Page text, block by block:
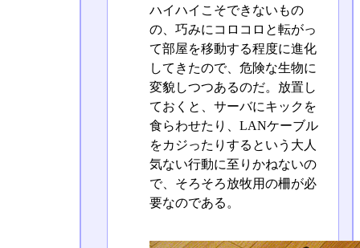
ハイハイこそできないもの
の、巧みにコロコロと転がっ
て部屋を移動する程度に進化
してきたので、危険な生物に
変貌しつつあるのだ。放置し
ておくと、サーバにキックを
食らわせたり、LANケーブル
をカジったりするという大人
気ない行動に至りかねないの
で、そろそろ放牧用の柵が必
要なのである。